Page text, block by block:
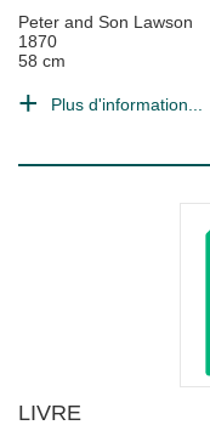
Peter and Son Lawson
1870
58 cm
Plus d'information...
LIVRE